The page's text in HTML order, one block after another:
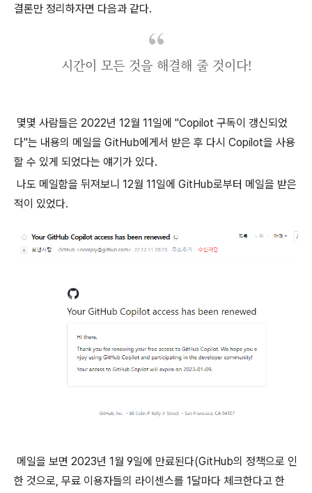
결론만 정리하자면 다음과 같다.
시간이 모든 것을 해결해 줄 것이다!
몇몇 사람들은 2022년 12월 11일에 "Copilot 구독이 갱신되었
다"는 내용의 메일을 GitHub에게서 받은 후 다시 Copilot을 사용
할 수 있게 되었다는 얘기가 있다.
나도 메일함을 뒤져보니 12월 11일에 GitHub로부터 메일을 받은
적이 있었다.
메일을 보면 2023년 1월 9일에 만료된다(GitHub의 정책으로 인
한 것으로, 무료 이용자들의 라이센스를 1달마다 체크한다고 한